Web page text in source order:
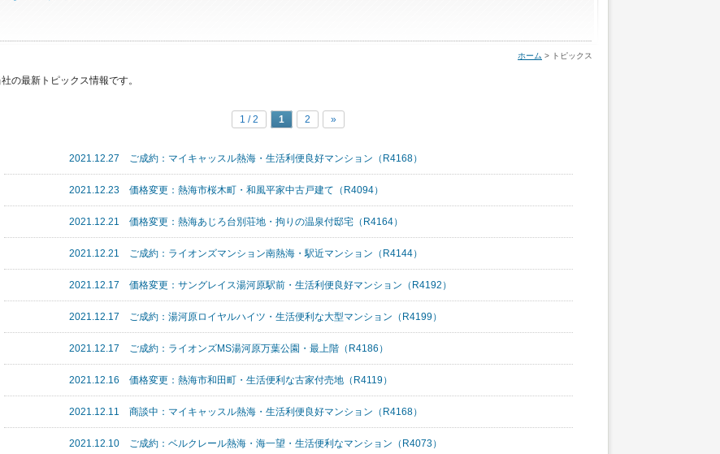
ホーム > トピックス
社の最新トピックス情報です。
1 / 2 1 2 »
2021.12.27 ご成約：マイキャッスル熱海・生活利便良好マンション（R4168）
2021.12.23 価格変更：熱海市桜木町・和風平家中古戸建て（R4094）
2021.12.21 価格変更：熱海あじろ台別荘地・拘りの温泉付邸宅（R4164）
2021.12.21 ご成約：ライオンズマンション南熱海・駅近マンション（R4144）
2021.12.17 価格変更：サングレイス湯河原駅前・生活利便良好マンション（R4192）
2021.12.17 ご成約：湯河原ロイヤルハイツ・生活便利な大型マンション（R4199）
2021.12.17 ご成約：ライオンズMS湯河原万葉公園・最上階（R4186）
2021.12.16 価格変更：熱海市和田町・生活便利な古家付売地（R4119）
2021.12.11 商談中：マイキャッスル熱海・生活利便良好マンション（R4168）
2021.12.10 ご成約：ベルクレール熱海・海一望・生活便利なマンション（R4073）